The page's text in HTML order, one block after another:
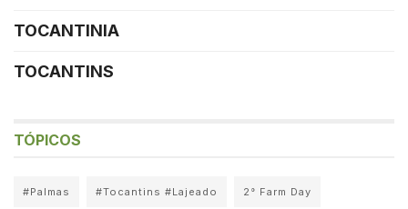
TOCANTINIA
TOCANTINS
TÓPICOS
#Palmas #Tocantins #Lajeado 2° Farm Day